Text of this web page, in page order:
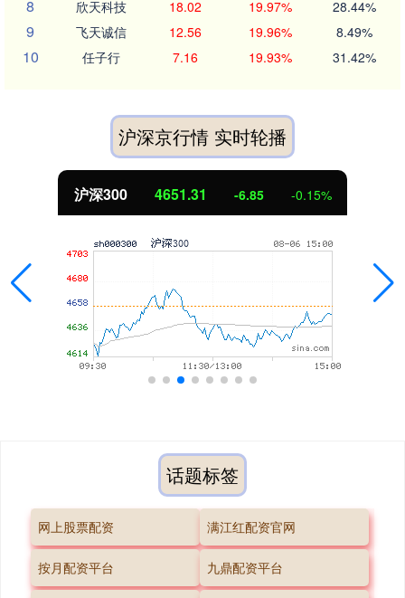
8 欣天科技 18.02 19.97% 28.44%
9 飞天诚信 12.56 19.96% 8.49%
10 任子行 7.16 19.93% 31.42%
沪深京行情 实时轮播
北证50 1122.88 3.42 0.30%
话题标签
网上股票配资 满江红配资官网
按月配资平台 九鼎配资平台